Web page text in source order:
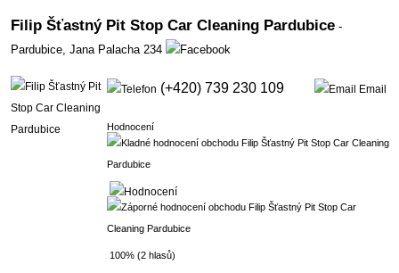
Filip Šťastný Pit Stop Car Cleaning Pardubice -
Pardubice,Jana Palacha 234
(+420) 739 230 109 Email
Hodnocení
100% (2 hlasů)